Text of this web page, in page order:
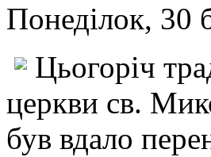
Понеділок, 30
Цьогоріч
церкви св.
був вдало